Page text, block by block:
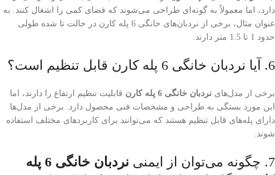
دارد، اما معمولاً به گونه‌ای طراحی می‌شوند که فضای کمی را اشغال کنند. به
عنوان مثال، برخی از نردبان‌های خانگی 6 پله کارن در حالت تا شده طولی
حدود 1 تا 1.5 متر دارند.
6. آیا نردبان خانگی 6 پله کارن قابل تنظیم است؟
برخی از مدل‌های نردبان خانگی 6 پله کارن
قابلیت تنظیم ارتفاع را دارند، اما
این مورد بستگی به طراحی و مشخصات فنی محصول دارد. برخی از مدل‌ها
دارای پله‌های قابل تنظیم هستند که می‌توانند برای کاربردهای مختلف استفاده
شوند.
7. چگونه می‌توان از ایمنی
نردبان خانگی 6 پله